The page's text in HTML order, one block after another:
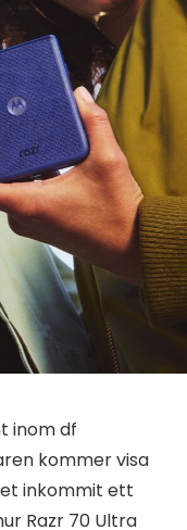
inom df
kommer visa
inkommit ett
Razr 70 Ultra